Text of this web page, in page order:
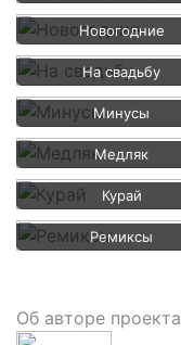
Новогодние
На свадьбу
Минусы
Медляк
Курай
Ремиксы
Об авторе проекта